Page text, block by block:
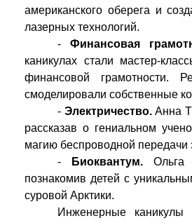
американского оберега и
лазерных технологий.
- Финансовая
каникулах стали мастер-
финансовой грамотности.
смоделировали собственные
- Электричество.Анна
рассказав о гениальном
магию беспроводной передачи
-
Биоквантум. Ольга
познакомив детей с
суровой Арктики.
Инженерные